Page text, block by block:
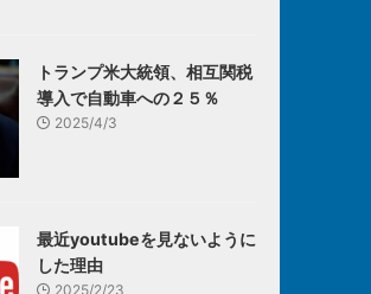
トランプ米大統領、相互関税
導入で自動車への２５％
2025/4/3
最近youtubeを見ないように
した理由
2025/2/23